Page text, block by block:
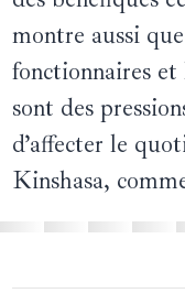
montre aussi
fonctionnaires
sont des
d’affecter le
Kinshasa,